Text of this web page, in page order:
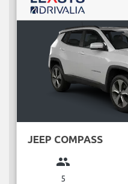
JEEP COMPASS
group
5